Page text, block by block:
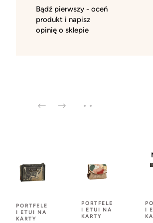
Bądź pierwszy - oceń
produkt i napisz
opinię o sklepie
PORTFELE
I ETUI NA
KARTY
PORTFELE
I ETUI NA
KARTY
I